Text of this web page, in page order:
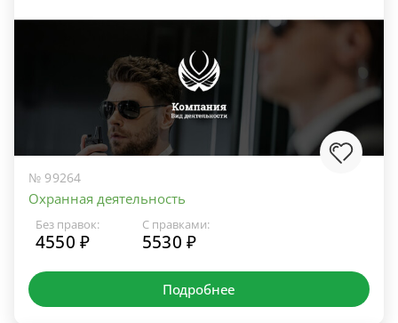
№ 99264
Охранная деятельность
Без правок:
4550 ₽
С правками:
5530 ₽
Подробнее